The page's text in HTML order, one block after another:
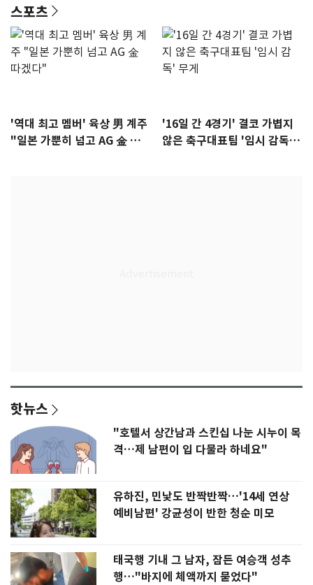
스포츠
'역대 최고 멤버' 육상 男 계주
"일본 가뿐히 넘고 AG 金 따겠
'16일 간 4경기' 결코 가볍지
않은 축구대표팀 '임시 감독'
핫뉴스
"호텔서 상간남과 스킨십 나눈 시누이 목
격…제 남편이 입 다물라 하네요"
유하진, 민낯도 반짝반짝…'14세 연상
예비남편' 강균성이 반한 청순 미모
태국행 기내 그 남자, 잠든 여승객 성추
행…"바지에 체액까지 묻었다"